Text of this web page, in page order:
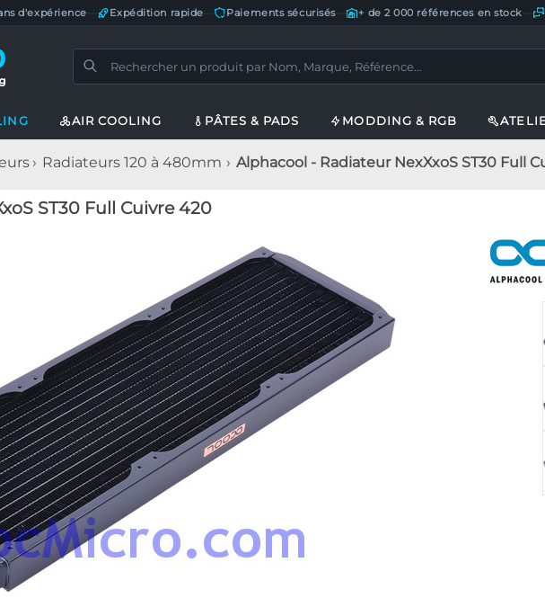
d'expérience Expédition rapide Paiements sécurisés— + de 2 000 références en stock
AIR COOLING PÂTES & PADS MODDING & RGB
Radiateurs 120 à 480mm Alphacool - Radiateur NexXxoS ST30 Full
ST30 Full Cuivre 420